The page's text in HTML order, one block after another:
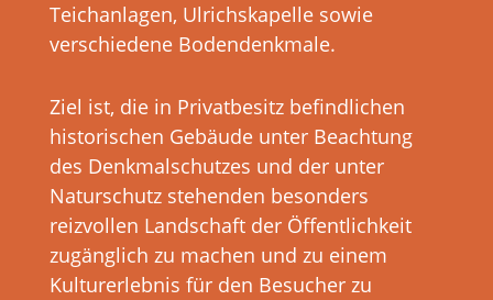
Teichanlagen, Ulrichskapelle sowie
verschiedene Bodendenkmale.
Ziel ist, die in Privatbesitz befindlichen
historischen Gebäude unter Beachtung
des Denkmalschutzes und der unter
Naturschutz stehenden besonders
reizvollen Landschaft der Öffentlichkeit
zugänglich zu machen und zu einem
Kulturerlebnis für den Besucher zu